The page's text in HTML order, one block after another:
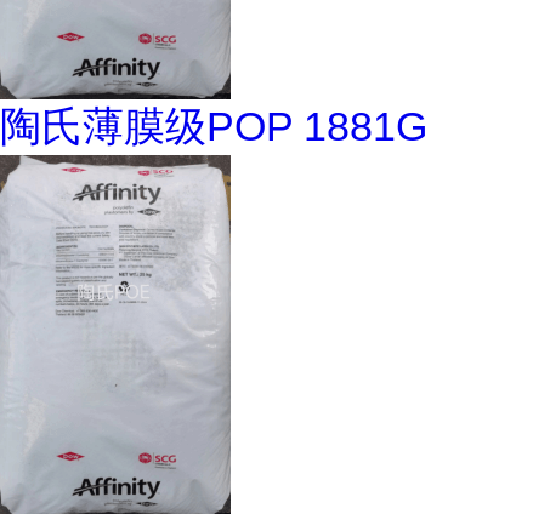
陶氏薄膜级POP 1881G